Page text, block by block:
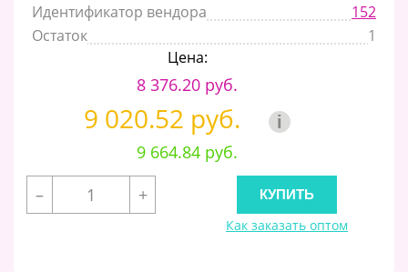
Идентификатор вендора
152
Остаток
1
Цена:
8 376.20 руб.
9 020.52 руб. i
9 664.84 руб.
–
+
Как заказать оптом